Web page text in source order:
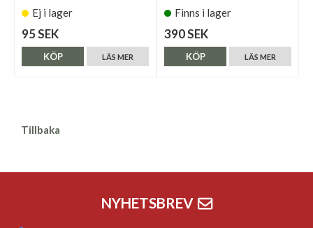
Ej i lager
95 SEK
LÄS MER
KÖP
Finns i lager
390 SEK
LÄS MER
KÖP
Tillbaka
NYHETSBREV